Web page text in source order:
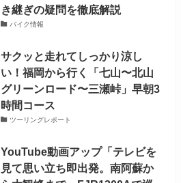
き継ぎの疑問を徹底解説
バイク情報
サクッと走れてしっかり涼し
い！福岡から行く「七山〜北山
グリーンロード〜三瀬峠」早朝3
時間コース
ツーリングレポート
YouTube動画アップ「テレビを
見て思い立ち即出発。南阿蘇か